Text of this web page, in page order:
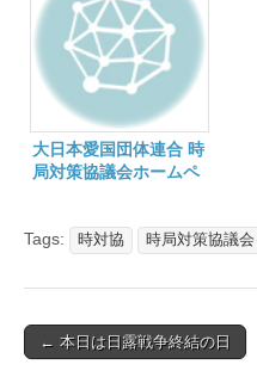
大日本愛国団体連合 時
局対策協議会ホームペ
Tags: 時対協 時局対策協議会
Post
← 本日は日露戦争終結の日